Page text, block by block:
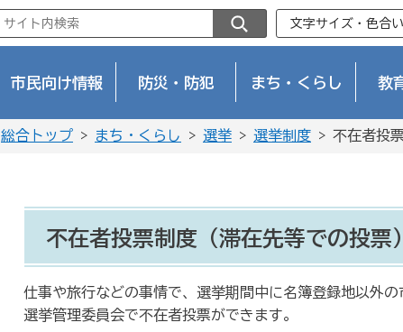
文字サイズ・色合
市民向け情報 防災・防犯 まち・くらし 教
総合トップ > まち・くらし > 選挙 > 選挙制度 > 不在者投
不在者投票制度（滞在先等での投票）
仕事や旅行などの事情で、選挙期間中に名簿登録地以外
選挙管理委員会で不在者投票ができます。